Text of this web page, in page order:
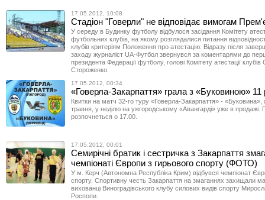
17.05.2012, 10:08
Стадіон "Говерли" не відповідає вимогам
У середу в Будинку футболу відбулося засідання Комітету
футбольних клубів, на якому розглядалися питання
клубів критеріям Положення про атестацію. Відразу після
заходу журналіст UA-Футбол звернувся за коментарями до
президента Федерації футболу, голові Комітету атестації клубів
Стороженко.
17.05.2012, 00:34
«Говерла-Закарпаття» грала з «Буковиною» 11
Квитки на матч 32-го туру «Говерла-Закарпаття» - «Буковина»,
травня, у неділю на ужгородському «Авангарді» уже в продажі.
розпочнеться о 17.00.
17.05.2012, 00:01
Cемирічні братик і сестричка з Закарпаття
чемпіонаті Європи з гирьового спорту (ФОТО)
У м. Керч (Автономна Республіка Крим) відбувся чемпіонат
спорту. Спортивну честь Закарпаття на змаганнях захищали
вихованці Виноградівського клубу силових видів спорту
Роспопи.